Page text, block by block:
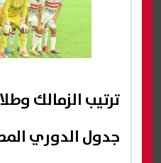
ترتيب الزمالك
جدول الدوري